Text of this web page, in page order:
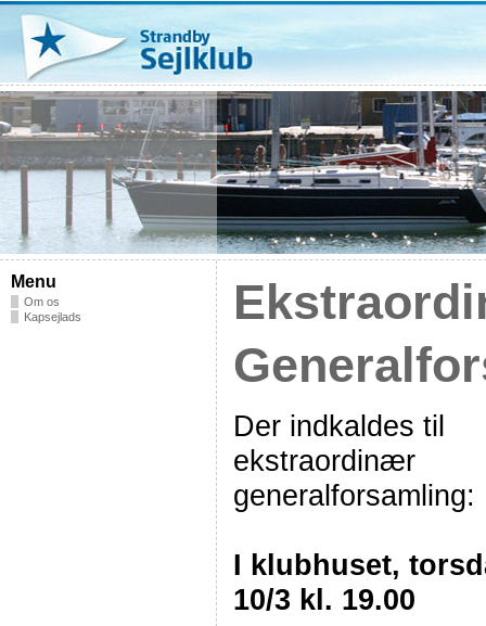
Menu
Om os
Kapsejlads
Der indkaldes til
ekstraordinær
generalforsamling:
I klubhuset,
10/3 kl. 19.00